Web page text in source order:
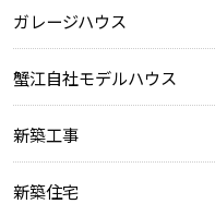
ガレージハウス
蟹江自社モデルハウス
新築工事
新築住宅